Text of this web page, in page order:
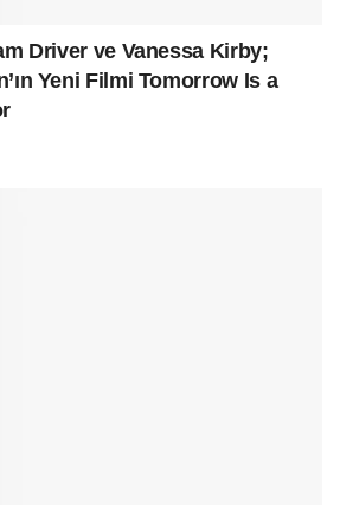
Driver ve Vanessa Kirby;
Yeni Filmi Tomorrow Is a